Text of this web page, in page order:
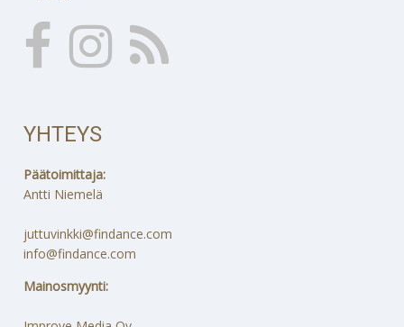
YHTEYS
Päätoimittaja:
Antti Niemelä
juttuvinkki@findance.com
info@findance.com
Mainosmyynti: